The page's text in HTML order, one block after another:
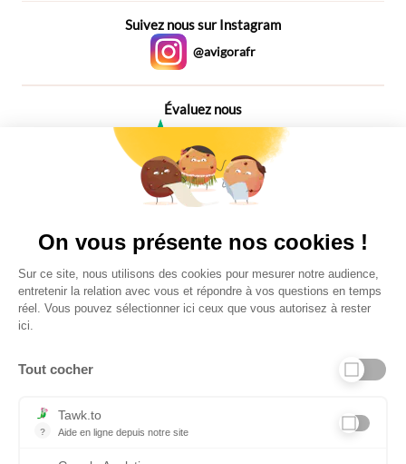
Suivez nous sur Instagram
@avigorafr
Évaluez nous
Plus de 650 Avis
On vous présente nos cookies !
Sur ce site, nous utilisons des cookies pour mesurer notre audience,
entretenir la relation avec vous et répondre à vos questions en temps
réel. Vous pouvez sélectionner ici ceux que vous autorisez à rester
ici.
Tout cocher
?
Tawk.to
Aide en ligne depuis notre site